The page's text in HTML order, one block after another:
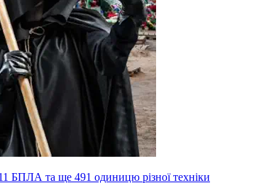
БПЛА та ще 491 одиницю різної техніки